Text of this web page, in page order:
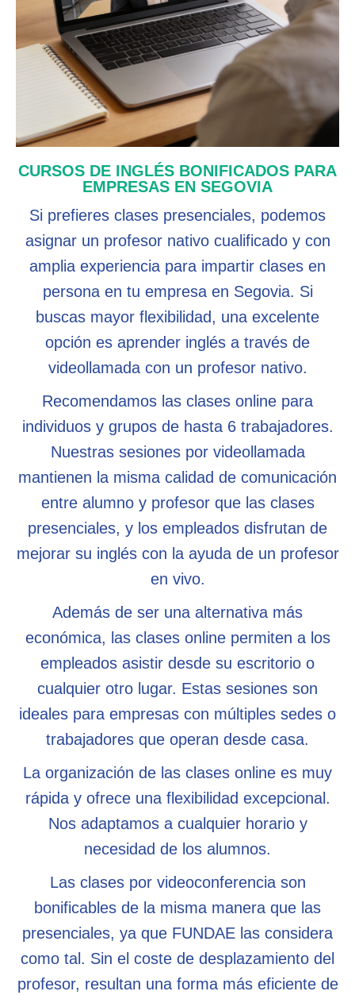
CURSOS DE INGLÉS BONIFICADOS PARA
EMPRESAS EN SEGOVIA
Si prefieres clases presenciales, podemos
asignar un profesor nativo cualificado y con
amplia experiencia para impartir clases en
persona en tu empresa en Segovia. Si
buscas mayor flexibilidad, una excelente
opción es aprender inglés a través de
videollamada con un profesor nativo.
Recomendamos las clases online para
individuos y grupos de hasta 6 trabajadores.
Nuestras sesiones por videollamada
mantienen la misma calidad de comunicación
entre alumno y profesor que las clases
presenciales, y los empleados disfrutan de
mejorar su inglés con la ayuda de un profesor
en vivo.
Además de ser una alternativa más
económica, las clases online permiten a los
empleados asistir desde su escritorio o
cualquier otro lugar. Estas sesiones son
ideales para empresas con múltiples sedes o
trabajadores que operan desde casa.
La organización de las clases online es muy
rápida y ofrece una flexibilidad excepcional.
Nos adaptamos a cualquier horario y
necesidad de los alumnos.
Las clases por videoconferencia son
bonificables de la misma manera que las
presenciales, ya que FUNDAE las considera
como tal. Sin el coste de desplazamiento del
profesor, resultan una forma más eficiente de